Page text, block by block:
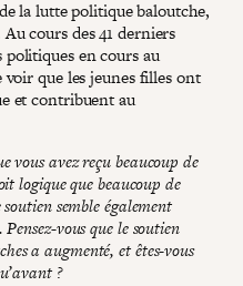
la lutte politique baloutche,
cours des 41 derniers
en cours au
voir que les jeunes filles ont
et contribuent au
vous avez reçu beaucoup de
logique que beaucoup de
semble également
vous que le soutien
a augmenté, et êtes-vous
?